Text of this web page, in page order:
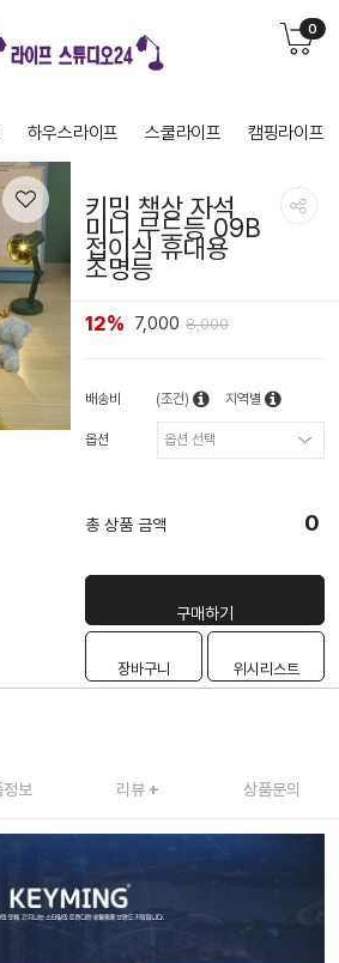
0
하우스라이프 스쿨라이프 캠핑라이프
키밍 책상 자석
미니 무드등 09B
접이식 휴대용
조명등
12% 7,000 8,000
배송비 (조건) 지역별
옵션
총 상품 금액 0
구매하기
장바구니 위시리스트
보 리뷰 + 상품문의